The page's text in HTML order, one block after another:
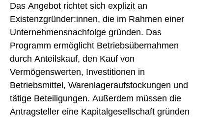
Das Angebot richtet sich explizit an
Existenzgründer:innen, die im Rahmen einer
Unternehmensnachfolge gründen. Das
Programm ermöglicht Betriebsübernahmen
durch Anteilskauf, den Kauf von
Vermögenswerten, Investitionen in
Betriebsmittel, Warenlageraufstockungen und
tätige Beteiligungen. Außerdem müssen die
Antragsteller eine Kapitalgesellschaft gründen